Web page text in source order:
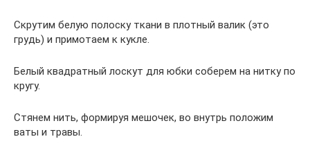
Скрутим белую полоску ткани в плотный валик (это
грудь) и примотаем к кукле.
Белый квадратный лоскут для юбки соберем на нитку по
кругу.
Стянем нить, формируя мешочек, во внутрь положим
ваты и травы.